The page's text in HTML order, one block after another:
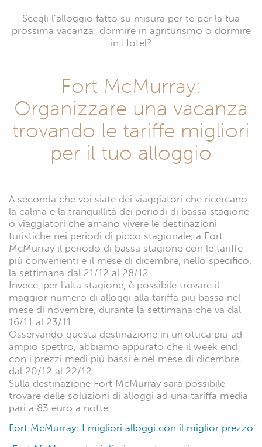
Scegli l’alloggio fatto su misura per te per la tua
prossima vacanza: dormire in agriturismo o dormire
in Hotel?
Fort McMurray:
Organizzare una vacanza
trovando le tariffe migliori
per il tuo alloggio
A seconda che voi siate dei viaggiatori che ricercano
la calma e la tranquillità dei periodi di bassa stagione
o viaggiatori che amano vivere le destinazioni
turistiche nei periodi di picco stagionale, a Fort
McMurray il periodo di bassa stagione con le tariffe
più convenienti è il mese di dicembre, nello specifico,
la settimana dal 21/12 al 28/12.
Invece, per l'alta stagione, è possibile trovare il
maggior numero di alloggi alla tariffa più bassa nel
mese di novembre, durante la settimana che va dal
16/11 al 23/11.
Osservando questa destinazione in un'ottica più ad
ampio spettro, abbiamo appurato che il week end
con i prezzi medi più bassi è nel mese di dicembre,
dal 20/12 al 22/12.
Sulla destinazione Fort McMurray sarà possibile
trovare delle soluzioni di alloggi ad una tariffa media
pari a 83 euro a notte.
Fort McMurray: I migliori alloggi con il miglior prezzo